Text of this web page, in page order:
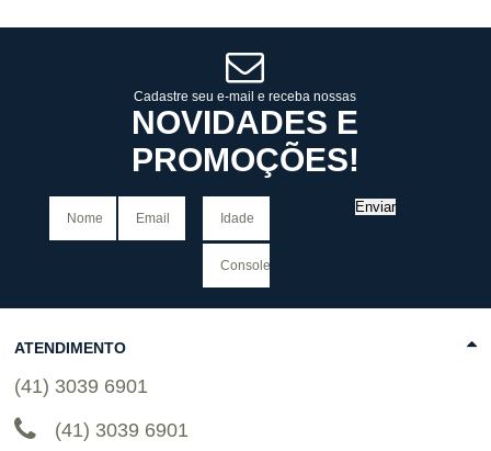
Cadastre seu e-mail e receba nossas
NOVIDADES E
PROMOÇÕES!
Enviar
ATENDIMENTO
(41) 3039 6901
(41) 3039 6901